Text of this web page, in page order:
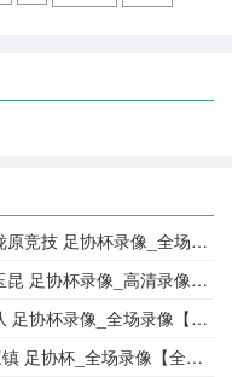
杯录像_全场录像【全场回放】
录像_高清录像【全场回放】
录像_全场录像【视频集锦】
杯_全场录像【全场回放】